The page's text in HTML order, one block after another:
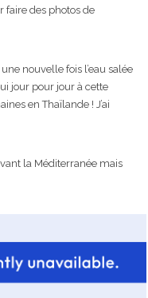
faire des photos de
nouvelle fois l’eau salée
jour pour jour à cette
en Thaïlande ! J’ai
la Méditerranée mais